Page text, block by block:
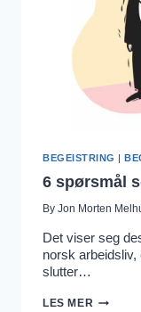
DAG!
BEGEISTRING |
6 spørsmål
By Jon Morten
Det viser seg
norsk
slutter…
LES MER